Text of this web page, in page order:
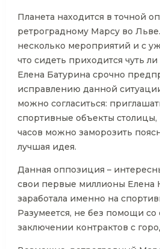
Планета находится в точной
ретроградному Марсу во
несколько мероприятий и с
что сидеть приходится чуть ли
Елена Батурина срочно
исправлению данной
можно согласиться:
спортивные объекты столицы,
часов можно заморозить
лучшая идея.
Данная оппозиция –
свои первые миллионы Елена
заработала именно на
Разумеется, не без помощи
заключении контрактов с